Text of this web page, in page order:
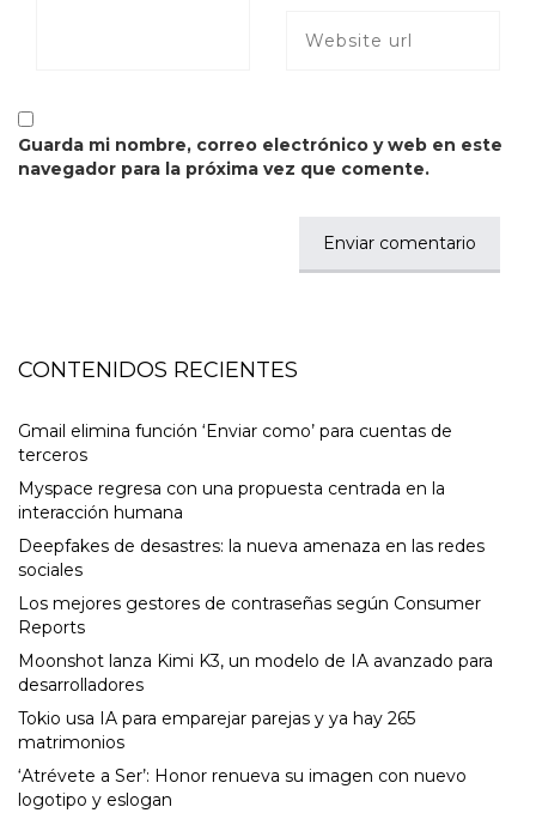
Guarda mi nombre, correo electrónico y web en este
navegador para la próxima vez que comente.
CONTENIDOS RECIENTES
Gmail elimina función ‘Enviar como’ para cuentas de
terceros
Myspace regresa con una propuesta centrada en la
interacción humana
Deepfakes de desastres: la nueva amenaza en las redes
sociales
Los mejores gestores de contraseñas según Consumer
Reports
Moonshot lanza Kimi K3, un modelo de IA avanzado para
desarrolladores
Tokio usa IA para emparejar parejas y ya hay 265
matrimonios
‘Atrévete a Ser’: Honor renueva su imagen con nuevo
logotipo y eslogan